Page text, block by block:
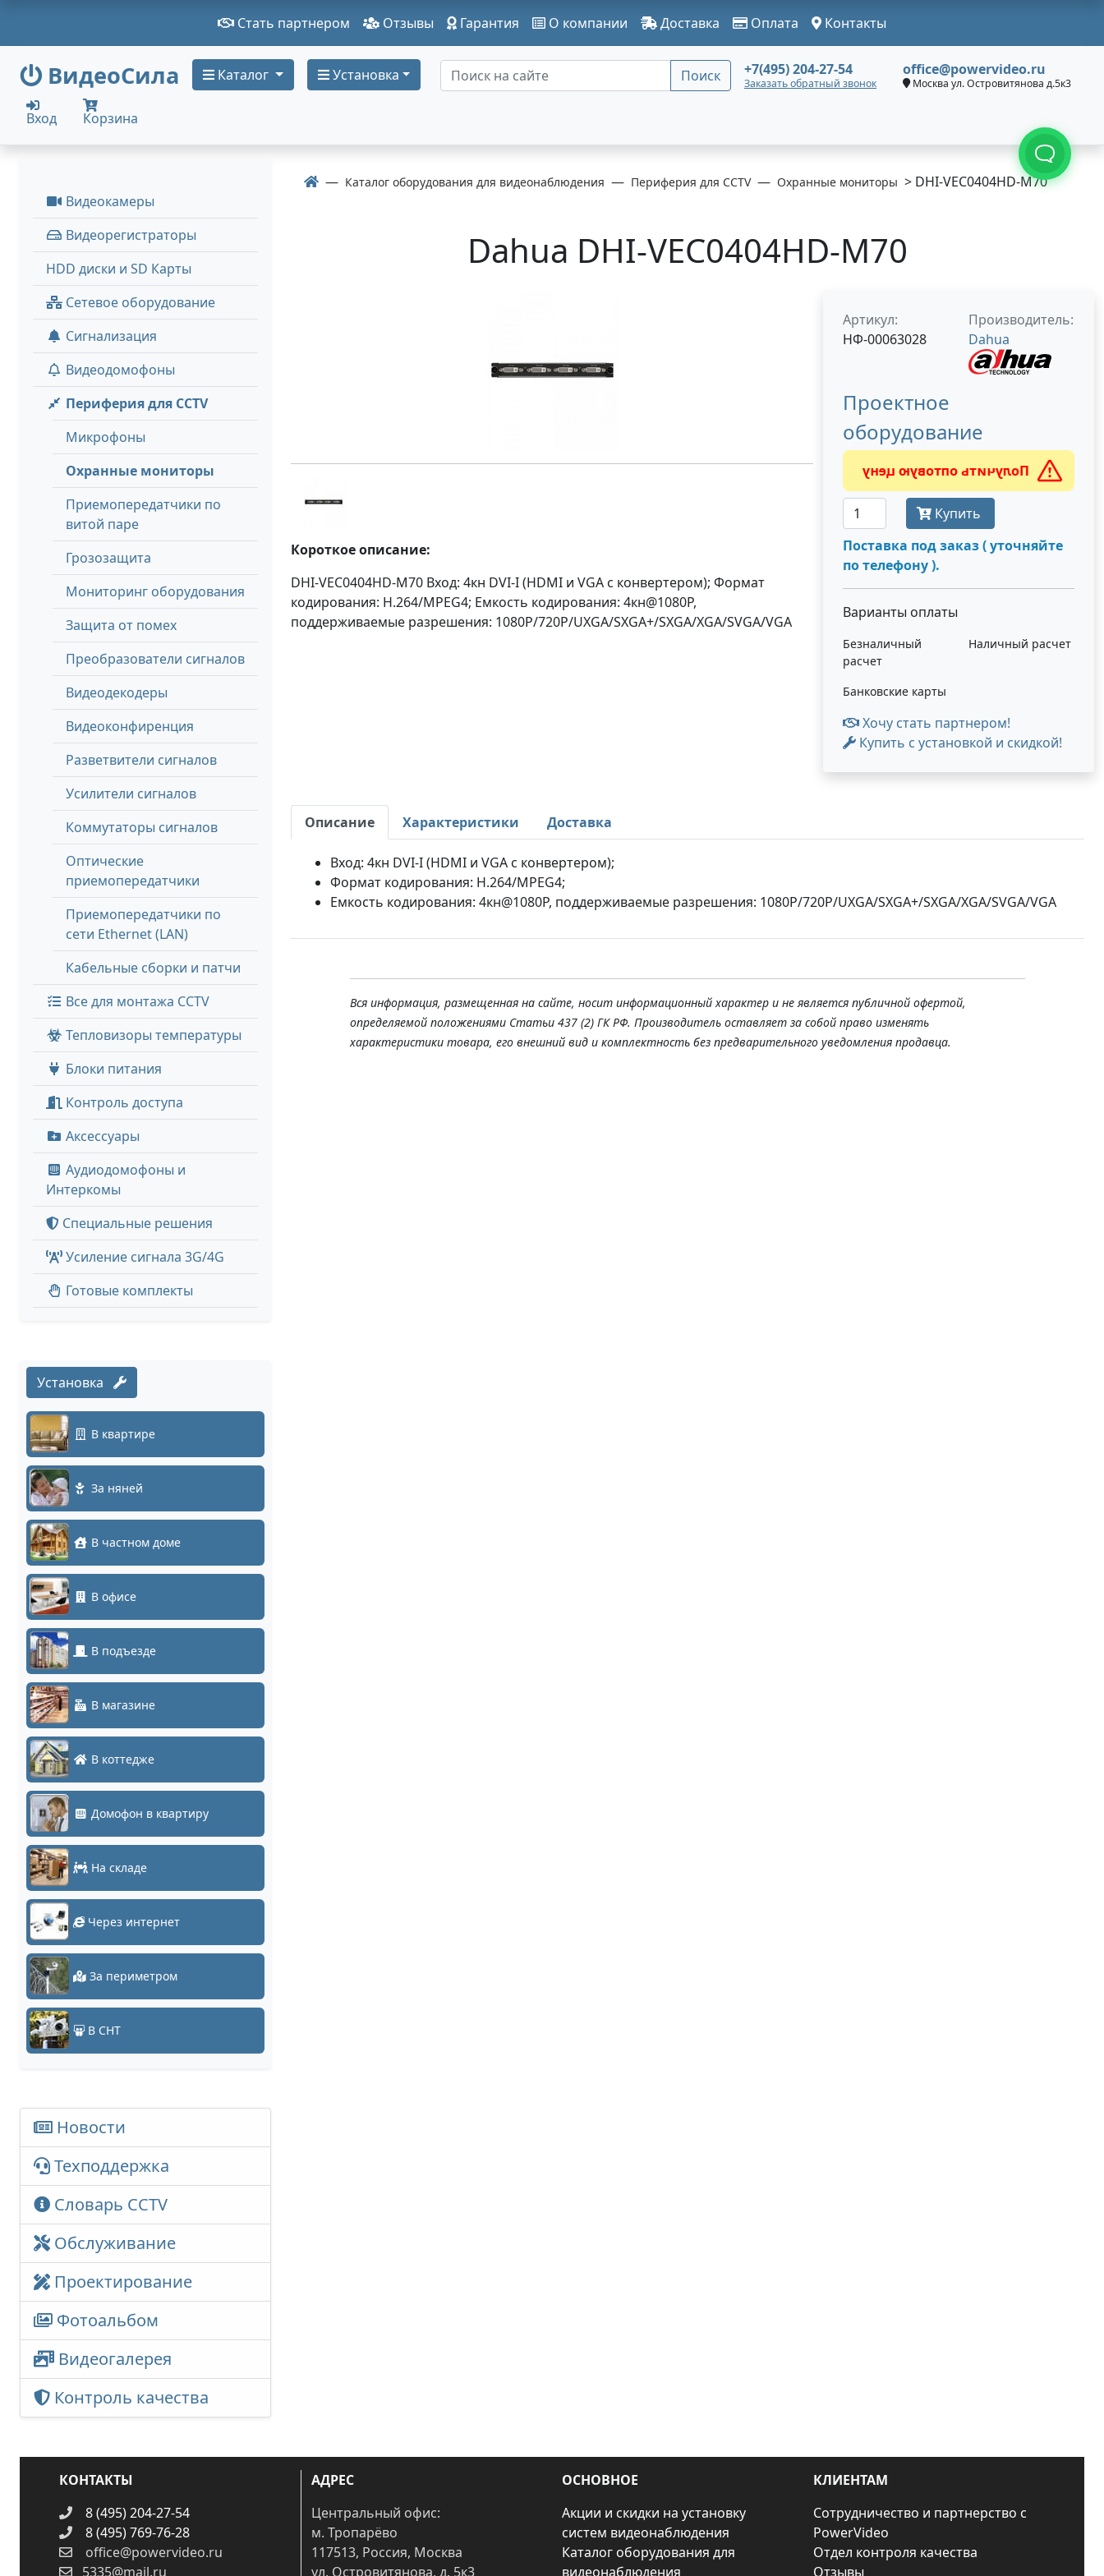
Стать партнером Отзывы Гарантия О компании Доставка Оплата Контакты
ВидеоСила Каталог Установка Поиск +7(495) 204-27-54
Заказать обратный звонок
office@powervideo.ru
Москва ул. Островитянова д.5к3
Вход Корзина
Видеокамеры
Видеорегистраторы
HDD диски и SD Карты
Сетевое оборудование
Сигнализация
Видеодомофоны
Периферия для CCTV
Микрофоны
Охранные мониторы
Приемопередатчики по
витой паре
Грозозащита
Мониторинг оборудования
Защита от помех
Преобразователи сигналов
Видеодекодеры
Видеоконфиренция
Разветвители сигналов
Усилители сигналов
Коммутаторы сигналов
Оптические
приемопередатчики
Приемопередатчики по
сети Ethernet (LAN)
Кабельные сборки и патчи
Все для монтажа CCTV
Тепловизоры температуры
Блоки питания
Контроль доступа
Аксессуары
Аудиодомофоны и
Интеркомы
Специальные решения
Усиление сигнала 3G/4G
Готовые комплекты
Установка
В квартире
За няней
В частном доме
В офисе
В подъезде
В магазине
В коттедже
Домофон в квартиру
На складе
Через интернет
За периметром
В СНТ
Новости
Техподдержка
Словарь CCTV
Обслуживание
Проектирование
Фотоальбом
Видеогалерея
Контроль качества
Каталог оборудования для видеонаблюдения Периферия для CCTV Охранные мониторы > DHI-VEC0404HD-M70
Dahua DHI-VEC0404HD-M70
Короткое описание:
DHI-VEC0404HD-M70 Вход: 4кн DVI-I (HDMI и VGA с конвертером); Формат
кодирования: H.264/MPEG4; Емкость кодирования: 4кн@1080P,
поддерживаемые разрешения: 1080P/720P/UXGA/SXGA+/SXGA/XGA/SVGA/VGA
Артикул:
НФ-00063028
Производитель:
Dahua
Проектное
оборудование
Получить оптовую цену
Купить
Поставка под заказ ( уточняйте
по телефону ).
Варианты оплаты
Безналичный
расчет
Наличный расчет
Банковские карты
Хочу стать партнером!
Купить с установкой и скидкой!
Описание Характеристики Доставка
Вход: 4кн DVI-I (HDMI и VGA с конвертером);
Формат кодирования: H.264/MPEG4;
Емкость кодирования: 4кн@1080P, поддерживаемые разрешения: 1080P/720P/UXGA/SXGA+/SXGA/XGA/SVGA/VGA
Вся информация, размещенная на сайте, носит информационный характер и не является публичной офертой,
определяемой положениями Статьи 437 (2) ГК РФ. Производитель оставляет за собой право изменять
характеристики товара, его внешний вид и комплектность без предварительного уведомления продавца.
КОНТАКТЫ
8 (495) 204-27-54
8 (495) 769-76-28
office@powervideo.ru
5335@mail.ru
АДРЕС
Центральный офис:
м. Тропарёво
117513, Россия, Москва
ул. Островитянова, д. 5к3
ОСНОВНОЕ
Акции и скидки на установку
систем видеонаблюдения
Каталог оборудования для
видеонаблюдения
КЛИЕНТАМ
Сотрудничество и партнерство с
PowerVideo
Отдел контроля качества
Отзывы